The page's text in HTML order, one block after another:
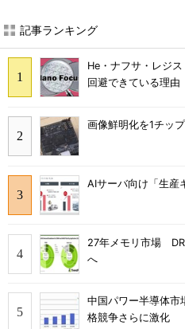
記事ランキング
He・ナフサ・レジ
回避できている理由
画像鮮明化を1チッ
AIサーバ向け「生産
27年メモリ市場
へ
中国パワー半導体
格競争さらに激化